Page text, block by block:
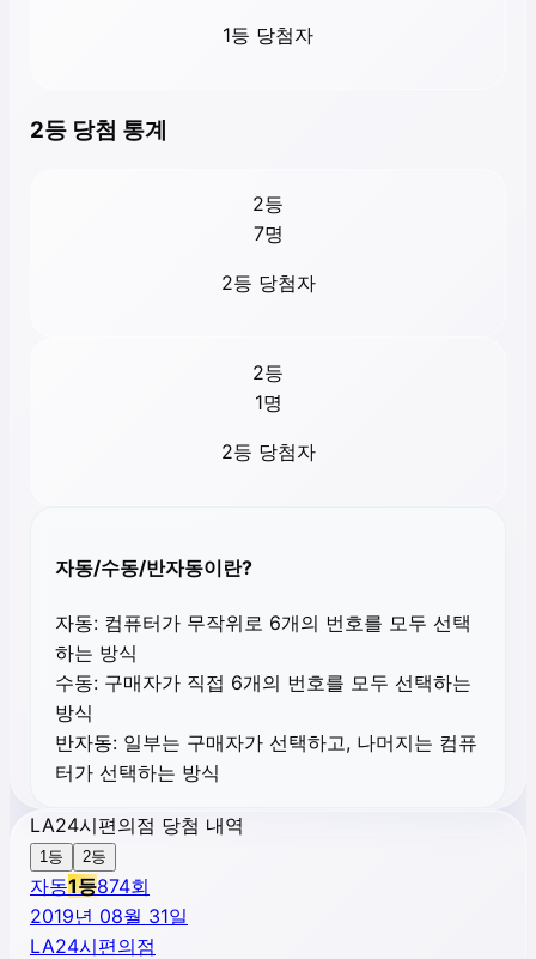
1등 당첨자
2등 당첨 통계
2등
7명
2등 당첨자
2등
1명
2등 당첨자
자동/수동/반자동이란?
자동: 컴퓨터가 무작위로 6개의 번호를 모두 선택
하는 방식
수동: 구매자가 직접 6개의 번호를 모두 선택하는
방식
반자동: 일부는 구매자가 선택하고, 나머지는 컴퓨
터가 선택하는 방식
LA24시편의점 당첨 내역
1등 2등
자동1등874회
2019년 08월 31일
LA24시편의점